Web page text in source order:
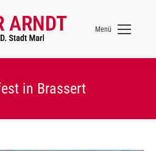
Menü
in Brassert